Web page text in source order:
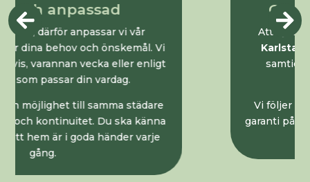
Garanterat skinnande rent
Att flytta är stressigt nog. Vår
flyttstädning i
Karlstadhjälper dig att spara tid och energi
samtidigt som du får en professionell och
noggrann städning.
Vi följer branschens riktlinjer och lämnar alltid
garanti på utfört arbete. Det ger trygghet både för
dig och för den som flyttar in.